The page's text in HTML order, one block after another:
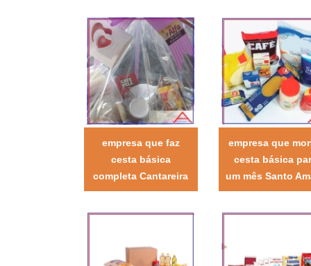
empresa que faz
cesta básica
completa Cantareira
empresa que
cesta básica
um mês Santo